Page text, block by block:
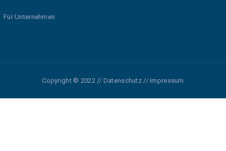
Für Unternehmen
Copyright © 2022 // Datenschutz // Impressum